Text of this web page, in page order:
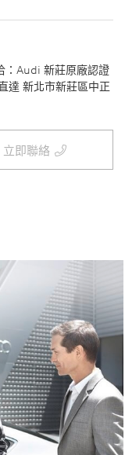
：Audi 新莊原廠認證
達 新北市新莊區中正
立即聯絡